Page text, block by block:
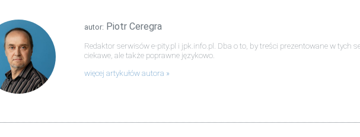
autor: Piotr Ceregra
Redaktor serwisów e-pity.pl i jpk.info.pl. Dba o to, by treści prezentowane w tych
ciekawe, ale także poprawne językowo.
więcej artykułów autora